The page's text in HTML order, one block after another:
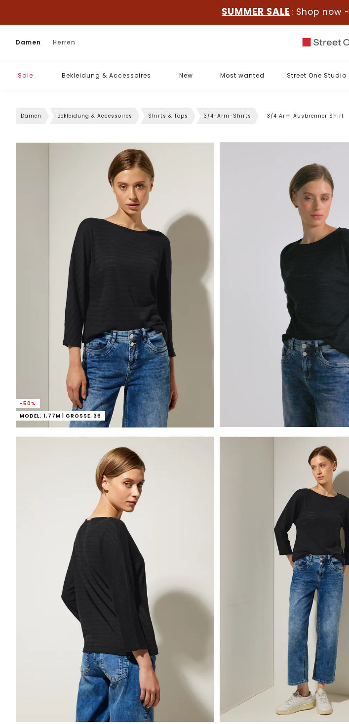
SUMMER SALE : Shop now -
Damen Herren
Sale Bekleidung & Accessoires New Most wanted Street One Studio
Damen Bekleidung & Accessoires Shirts & Tops 3/4-Arm-Shirts 3/4 Arm Ausbrenner Shirt
-50%
MODEL: 1,77M | GRÖSSE: 36